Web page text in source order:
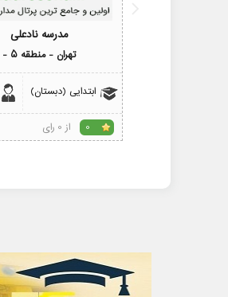
مدرسه نادعلی
تهران - منطقه 5 -
ابتدایی (دبستان)
0 از 0 رای